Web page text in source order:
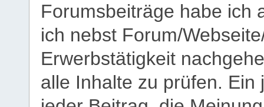
Forumsbeiträge habe ich
ich nebst Forum/
Erwerbstätigkeit
alle Inhalte zu prüfen.